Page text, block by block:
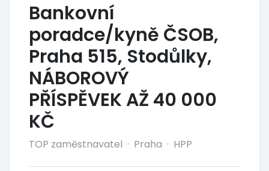
Bankovní
poradce/kyně ČSOB,
Praha 515, Stodůlky,
NÁBOROVÝ
PŘÍSPĚVEK AŽ 40 000
KČ
TOP zaměstnavatel · Praha · HPP